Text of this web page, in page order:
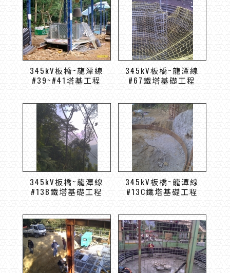
345kV板橋~龍潭線
#39~#41塔基工程
345kV板橋~龍潭線
#67鐵塔基礎工程
345kV板橋~龍潭線
#13B鐵塔基礎工程
345kV板橋~龍潭線
#13C鐵塔基礎工程